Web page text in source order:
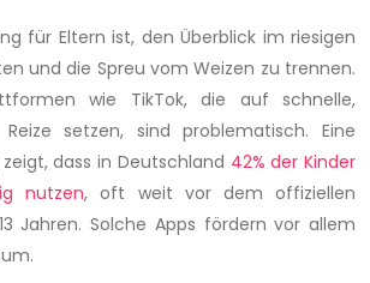
für Eltern ist, den Überblick im riesigen
und die Spreu vom Weizen zu trennen.
wie TikTok, die auf schnelle,
setzen, sind problematisch. Eine
dass in Deutschland 42% der Kinder
nutzen, oft weit vor dem offiziellen
Jahren. Solche Apps fördern vor allem